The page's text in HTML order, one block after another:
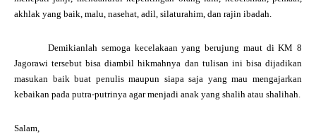
akhlak yang baik, malu, nasehat, adil, silaturahim, dan rajin ibadah.
Demikianlah semoga kecelakaan yang berujung maut di KM 8
Jagorawi tersebut bisa diambil hikmahnya dan tulisan ini bisa dijadikan
masukan baik buat penulis maupun siapa saja yang mau mengajarkan
kebaikan pada putra-putrinya agar menjadi anak yang shalih atau shalihah.
Salam,